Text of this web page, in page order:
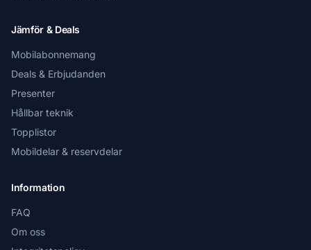
Jämför & Deals
Mobilabonnemang
Deals & Erbjudanden
Presenter
Hållbar teknik
Topplistor
Mobildelar & reservdelar
Information
FAQ
Om oss